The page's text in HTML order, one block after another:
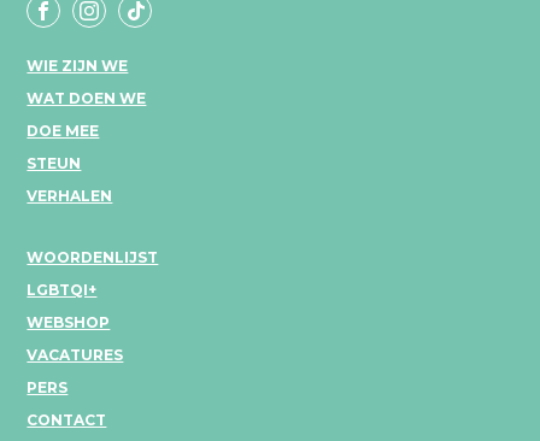
WIE ZIJN WE
WAT DOEN WE
DOE MEE
STEUN
VERHALEN
WOORDENLIJST
LGBTQI+
WEBSHOP
VACATURES
PERS
CONTACT